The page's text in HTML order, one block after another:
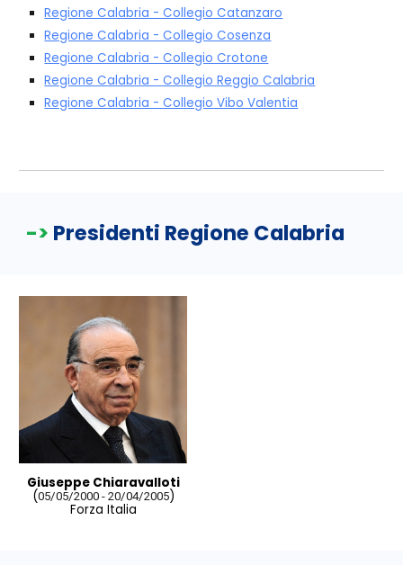
Regione Calabria - Collegio Catanzaro
Regione Calabria - Collegio Cosenza
Regione Calabria - Collegio Crotone
Regione Calabria - Collegio Reggio Calabria
Regione Calabria - Collegio Vibo Valentia
-> Presidenti Regione Calabria
Giuseppe Chiaravalloti
(05/05/2000 - 20/04/2005)
Forza Italia